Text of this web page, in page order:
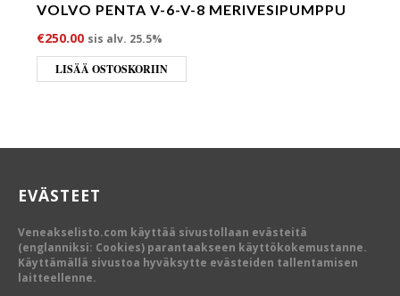
VOLVO PENTA V-6-V-8 MERIVESIPUMPPU
€250.00 sis alv. 25.5%
LISÄÄ OSTOSKORIIN
EVÄSTEET
Veneakselisto.com käyttää sivustollaan evästeitä
(englanniksi: Cookies) parantaakseen käyttökokemustanne.
Käyttämällä sivustoa hyväksytte evästeiden tallentamisen
laitteellenne.